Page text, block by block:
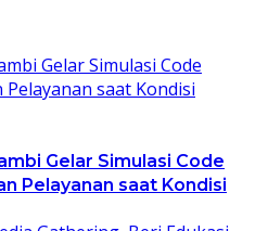
Gelar Simulasi Code
Pelayanan saat Kondisi